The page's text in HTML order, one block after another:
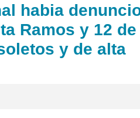
habia
Ramos y 12
y de alta